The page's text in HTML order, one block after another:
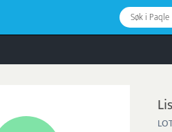
Søk i Paqle